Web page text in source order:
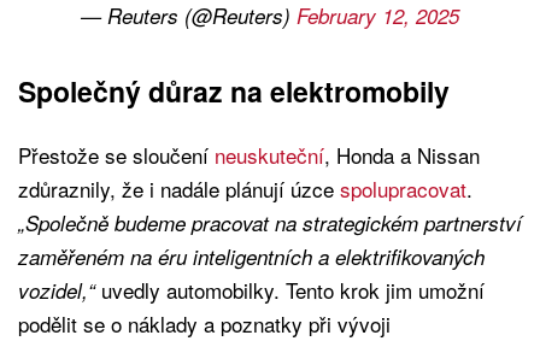
— Reuters (@Reuters) February 12, 2025
Společný důraz na elektromobily
Přestože se sloučení neuskuteční, Honda a Nissan
zdůraznily, že i nadále plánují úzce spolupracovat.
„Společně budeme pracovat na strategickém partnerství
zaměřeném na éru inteligentních a elektrifikovaných
vozidel,“uvedly automobilky. Tento krok jim umožní
podělit se o náklady a poznatky při vývoji